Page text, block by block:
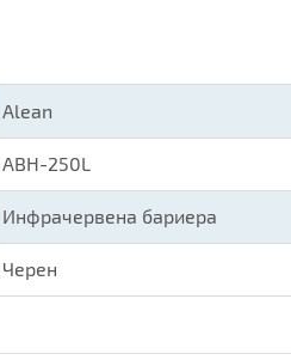
Alean
ABH-250L
Инфрачервена бариера
Черен